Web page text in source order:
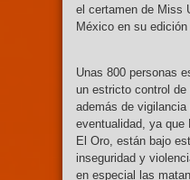
el certamen de Miss
México en su edición
Unas 800 personas
un estricto control de
además de
eventualidad, ya que
El Oro, están bajo
inseguridad y
en especial las